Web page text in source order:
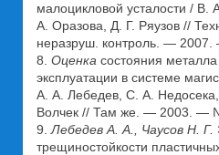
малоцикловой усталости / В.
А. Оразова, Д. Г. Ряузов //
неразруш. контроль. —
8. Оценка состояния
эксплуатации в системе
А. А. Лебедев, С. А.
Волчек // Там же. — 2003. —
9. Лебедев А. А., Чаусов Н. Г.
трещиностойкости